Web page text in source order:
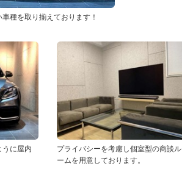
種を取り揃えております！
うに屋内
プライバシーを考慮し個室型の商談ル
ームを用意しております。